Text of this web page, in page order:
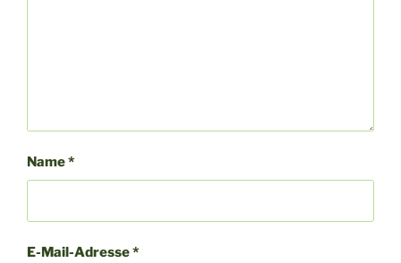
Name*
E-Mail-Adresse*